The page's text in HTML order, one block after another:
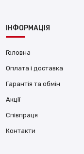
ІНФОРМАЦІЯ
Головна
Оплата і доставка
Гарантія та обмін
Акції
Співпраця
Контакти